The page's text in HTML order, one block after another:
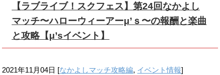
【ラブライブ！スクフェス】第24回なかよし
マッチ〜ハローウィーアーμ’ｓ〜の報酬と楽曲
と攻略【μ’sイベント】
2021年11月04日 [なかよしマッチ攻略編, イベント情報]